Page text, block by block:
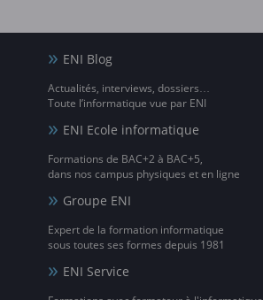
ENI Blog
Actualités, interviews, dossiers…
Toute l’informatique vue par ENI
ENI Ecole informatique
Formations de BAC+2 à BAC+5,
dans nos campus physiques et en ligne
Groupe ENI
Expert de la formation informatique
sous toutes ses formes depuis 1981
ENI Service